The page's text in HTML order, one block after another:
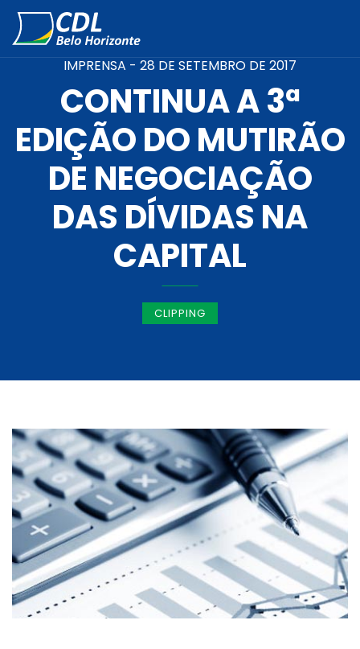
IMPRENSA - 28 DE SETEMBRO DE 2017
CONTINUA A 3ª
EDIÇÃO DO MUTIRÃO
DE NEGOCIAÇÃO
DAS DÍVIDAS NA
CAPITAL
CLIPPING